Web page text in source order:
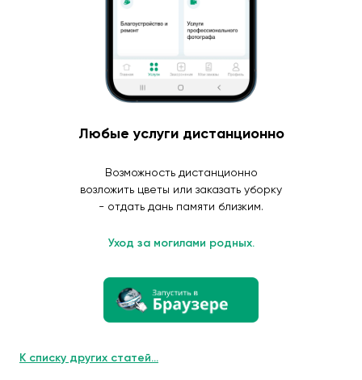
Любые услуги дистанционно
Возможность дистанционно
возложить цветы или заказать уборку
- отдать дань памяти близким.
Уход за могилами родных.
К списку других статей...